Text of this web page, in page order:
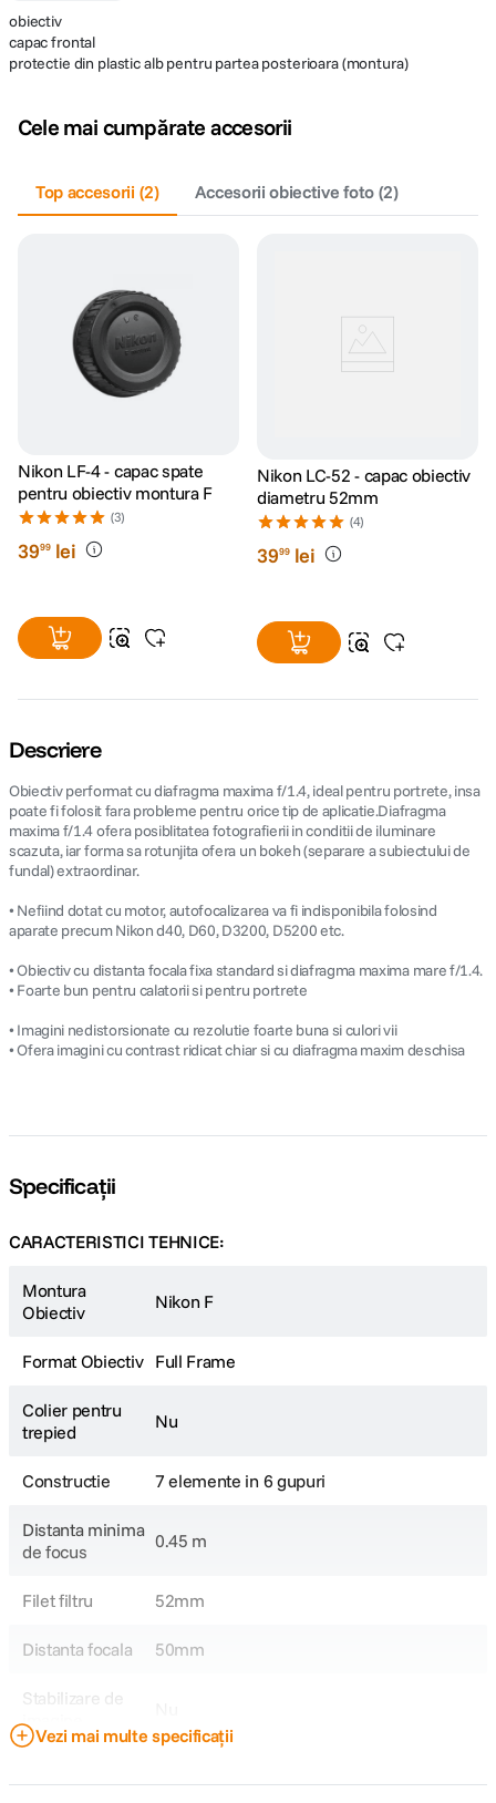
obiectiv
capac frontal
protectie din plastic alb pentru partea posterioara (montura)
Cele mai cumpărate accesorii
Top accesorii (2) Accesorii obiective foto(2)
Nikon LF-4 - capac spate
pentru obiectiv montura F
(3)
3999 lei
Nikon LC-52 - capac obiectiv
diametru 52mm
(4)
3999 lei
Descriere
Obiectiv performat cu diafragma maxima f/1.4, ideal pentru portrete, insa
poate fi folosit fara probleme pentru orice tip de aplicatie.Diafragma
maxima f/1.4 ofera posiblitatea fotografierii in conditii de iluminare
scazuta, iar forma sa rotunjita ofera un bokeh (separare a subiectului de
fundal) extraordinar.
• Nefiind dotat cu motor, autofocalizarea va fi indisponibila folosind
aparate precum Nikon d40, D60, D3200, D5200 etc.
• Obiectiv cu distanta focala fixa standard si diafragma maxima mare f/1.4.
• Foarte bun pentru calatorii si pentru portrete
• Imagini nedistorsionate cu rezolutie foarte buna si culori vii
• Ofera imagini cu contrast ridicat chiar si cu diafragma maxim deschisa
Specificații
CARACTERISTICI TEHNICE:
Montura
Obiectiv
Nikon F
Format Obiectiv Full Frame
Colier pentru
trepied
Nu
Constructie 7 elemente in 6 gupuri
Distanta minima
de focus
0.45 m
Filet filtru 52mm
Distanta focala 50mm
Stabilizare de
imagine
Vezi mai multe specificații